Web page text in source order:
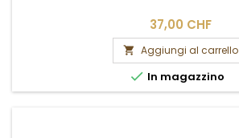
37,00 CHF
 Aggiungi al carrello
 In magazzino